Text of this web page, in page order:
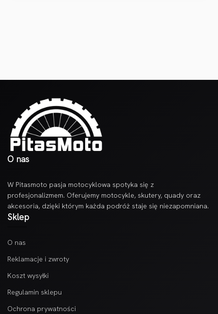
O nas
W Pitasmoto pasja motocyklowa spotyka się z
profesjonalizmem. Oferujemy motocykle, skutery, quady oraz
akcesoria, dzięki którym każda podróż staje się niezapomniana.
Sklep
O nas
Reklamacje i zwroty
Koszt wysyłki
Regulamin sklepu
Ochrona prywatności